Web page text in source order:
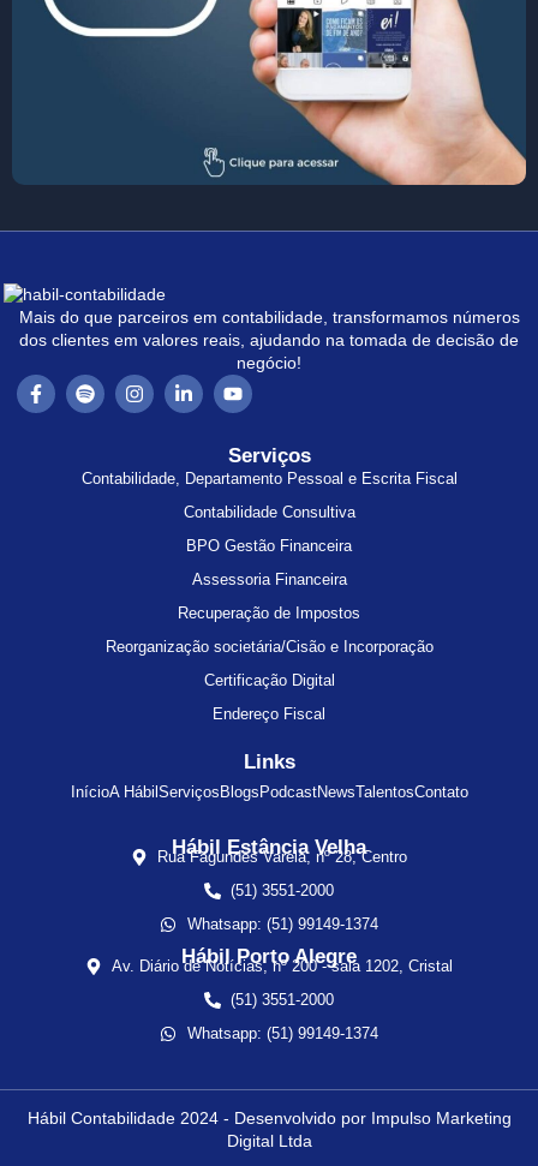
Mais do que parceiros em contabilidade, transformamos números
dos clientes em valores reais, ajudando na tomada de decisão de
negócio!
Serviços
Contabilidade, Departamento Pessoal e Escrita Fiscal
Contabilidade Consultiva
BPO Gestão Financeira
Assessoria Financeira
Recuperação de Impostos
Reorganização societária/Cisão e Incorporação
Certificação Digital
Endereço Fiscal
Links
InícioA Hábil Serviços Blogs PodcastNewsTalentosContato
Hábil Estância Velha
Rua Fagundes Varela, nº 28, Centro
(51) 3551-2000
Whatsapp: (51) 99149-1374
Hábil Porto Alegre
Av. Diário de Notícias, nº 200 - sala 1202, Cristal
(51) 3551-2000
Whatsapp: (51) 99149-1374
Hábil Contabilidade 2024 - Desenvolvido por Impulso Marketing
Digital Ltda